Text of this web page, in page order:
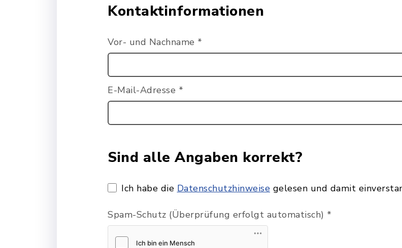
Kontaktinformationen
Vor- und Nachname *
E-Mail-Adresse *
Sind alle Angaben korrekt?
Ich habe die Datenschutzhinweise gelesen und damit
Spam-Schutz (Überprüfung erfolgt automatisch) *